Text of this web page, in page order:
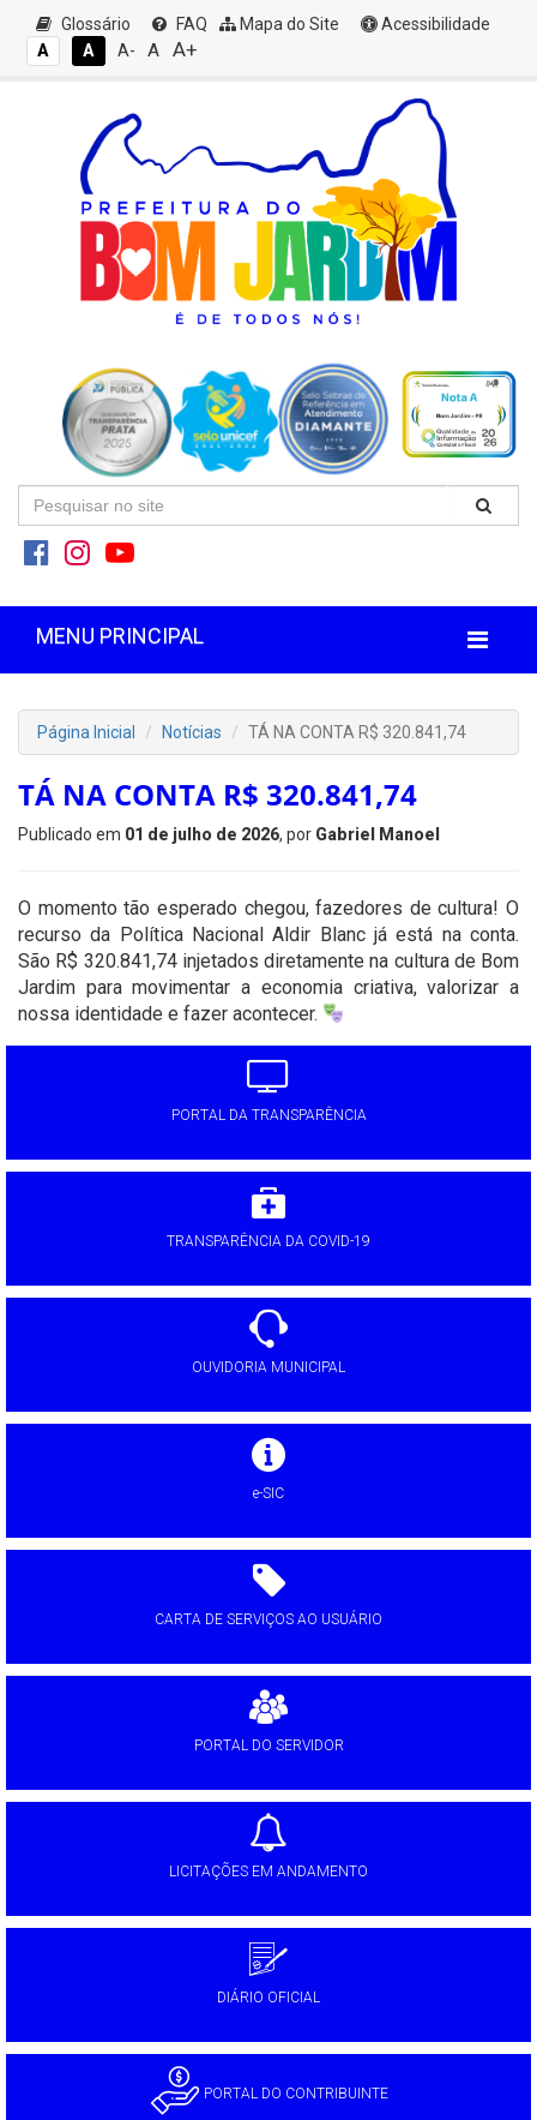
Glossário FAQ Mapa do Site
Acessibilidade
A
A A- A A+
MENU PRINCIPAL
Página Inicial Notícias TÁ NA CONTA R$ 320.841,74
TÁ NA CONTA R$ 320.841,74
Publicado em 01 de julho de 2026, por Gabriel Manoel
O momento tão esperado chegou, fazedores de cultura! O
recurso da Política Nacional Aldir Blanc já está na conta.
São R$ 320.841,74 injetados diretamente na cultura de Bom
Jardim para movimentar a economia criativa, valorizar a
nossa identidade e fazer acontecer.
PORTAL DA TRANSPARÊNCIA
TRANSPARÊNCIA DA COVID-19
OUVIDORIA MUNICIPAL
e-SIC
CARTA DE SERVIÇOS AO USUÁRIO
PORTAL DO SERVIDOR
LICITAÇÕES EM ANDAMENTO
DIÁRIO OFICIAL
PORTAL DO CONTRIBUINTE